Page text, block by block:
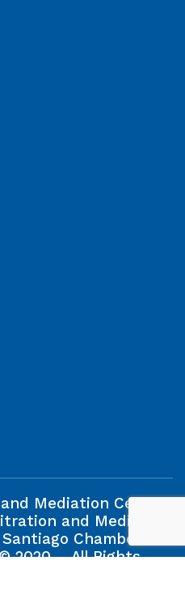
Mediation Centre
and Mediation
Chamber of
2020 – All Rights